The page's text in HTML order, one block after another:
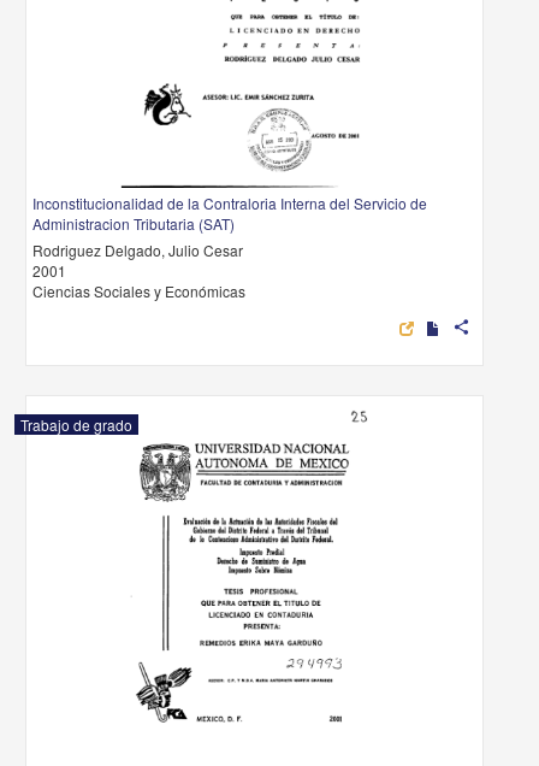
Inconstitucionalidad de la Contraloria Interna del Servicio de
Administracion Tributaria (SAT)
Rodriguez Delgado, Julio Cesar
2001
Ciencias Sociales y Económicas
share
Trabajo de grado